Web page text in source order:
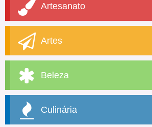
Artesanato
Artes
Beleza
Culinária